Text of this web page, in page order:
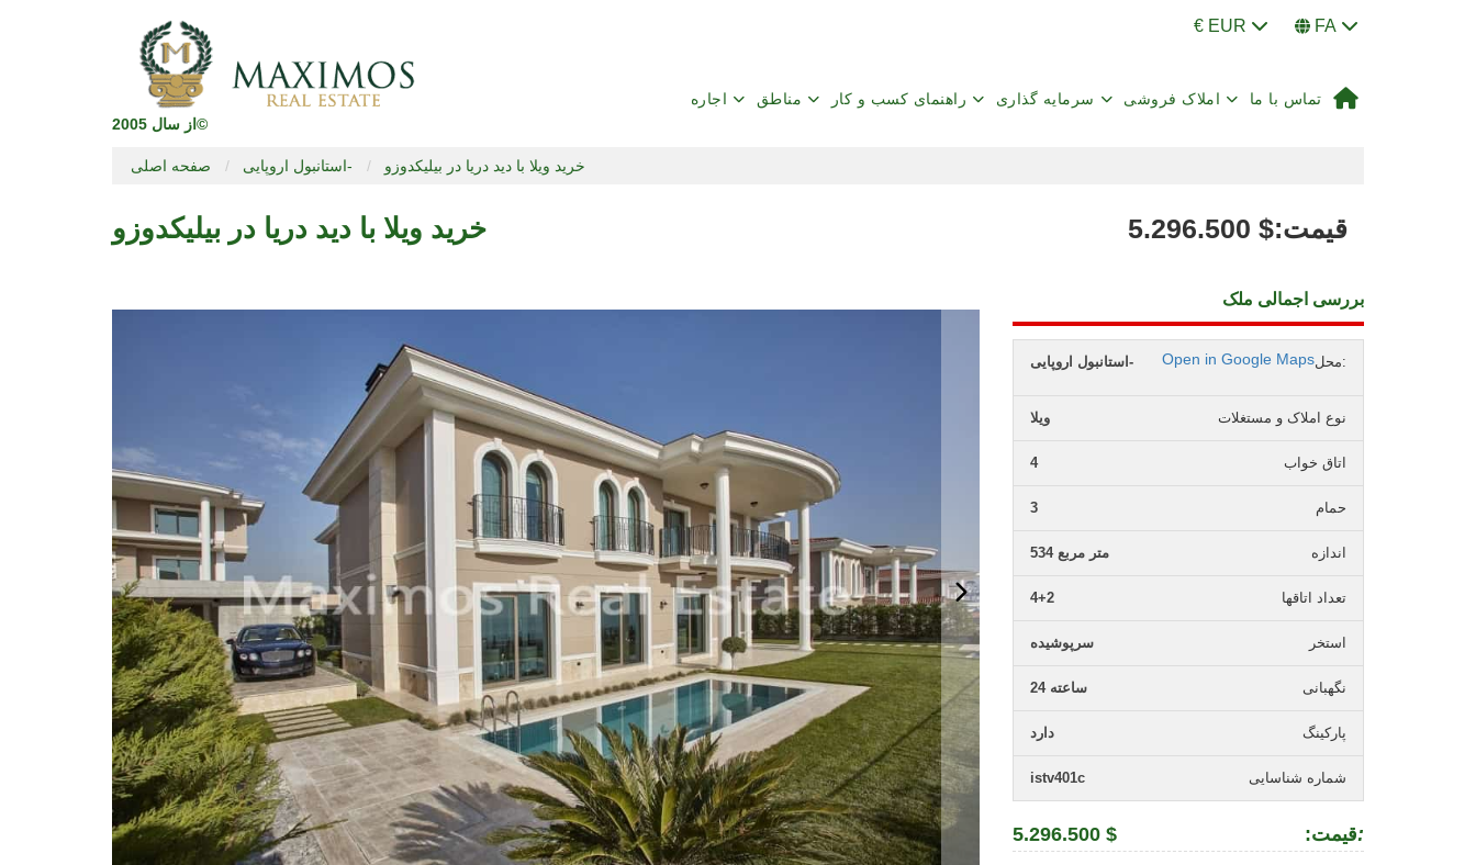
€ EUR FA
از سال 2005©
اجاره مناطق راهنمای کسب و کار سرمایه گذاری املاک فروشی تماس با ما
صفحه اصلی استانبول اروپایی- خرید ویلا با دید دریا در بیلیکدوزو
خرید ویلا با دید دریا در بیلیکدوزو :قیمت 5.296.500 $
بررسی اجمالی ملک
محل: استانبول اروپایی- Open in Google Maps
نوع املاک و مستغلات ویلا
اتاق خواب 4
حمام 3
اندازه 534 متر مربع
تعداد اتاقها 4+2
استخر سرپوشیده
نگهبانی 24 ساعته
پارکینگ دارد
شماره شناسایی istv401c
:قیمت:
5.296.500 $